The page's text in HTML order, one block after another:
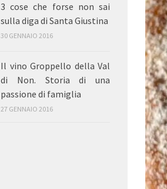
3 cose che forse non sai
sulla diga di Santa Giustina
30 GENNAIO 2016
Il vino Groppello della Val
di Non. Storia di una
passione di famiglia
27 GENNAIO 2016